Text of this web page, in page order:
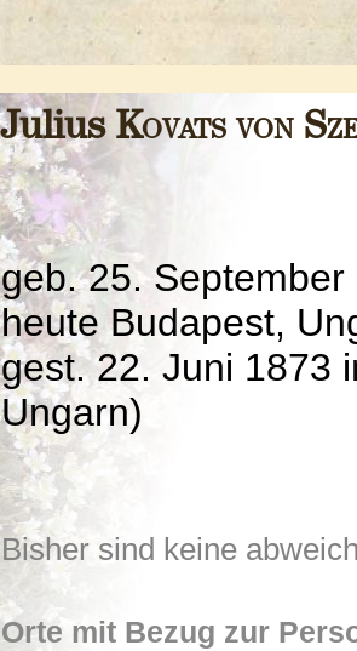
Julius Kovats von
geb. 25.
heute Budapest,
gest. 22. Juni 1873
Ungarn)
Bisher sind keine
Orte mit Bezug zur